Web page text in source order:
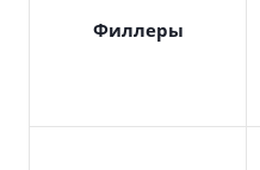
Филлеры